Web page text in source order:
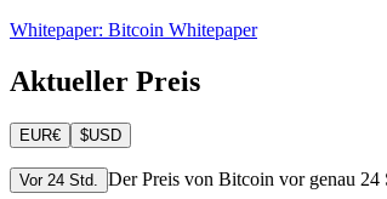
Whitepaper: Bitcoin Whitepaper
Aktueller Preis
EUR€ $USD
Vor 24 Std. Der Preis von Bitcoin vor genau 24